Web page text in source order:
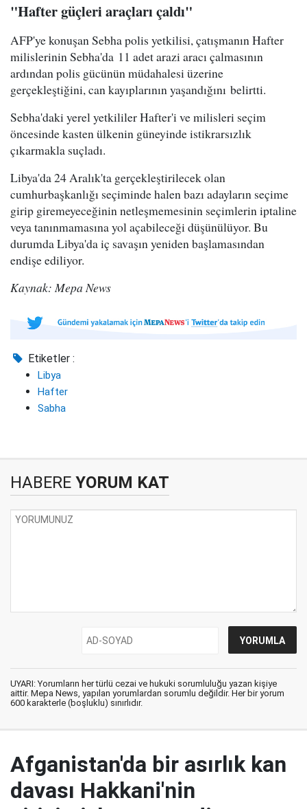
"Hafter güçleri araçları çaldı"
AFP'ye konuşan Sebha polis yetkilisi, çatışmanın Hafter
milislerinin Sebha'da 11 adet arazi aracı çalmasının
ardından polis gücünün müdahalesi üzerine
gerçekleştiğini, can kayıplarının yaşandığını belirtti.
Sebha'daki yerel yetkililer Hafter'i ve milisleri seçim
öncesinde kasten ülkenin güneyinde istikrarsızlık
çıkarmakla suçladı.
Libya'da 24 Aralık'ta gerçekleştirilecek olan
cumhurbaşkanlığı seçiminde halen bazı adayların seçime
girip giremeyeceğinin netleşmemesinin seçimlerin iptaline
veya tanınmamasına yol açabileceği düşünülüyor. Bu
durumda Libya'da iç savaşın yeniden başlamasından
endişe ediliyor.
Kaynak: Mepa News
Etiketler :
Libya
Hafter
Sabha
HABERE YORUM KAT
UYARI: Yorumların her türlü cezai ve hukuki sorumluluğu yazan kişiye
aittir. Mepa News, yapılan yorumlardan sorumlu değildir. Her bir yorum
600 karakterle (boşluklu) sınırlıdır.
Afganistan'da bir asırlık kan
davası Hakkani'nin